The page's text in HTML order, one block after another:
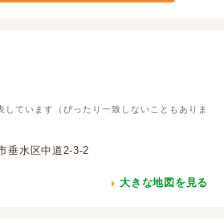
ています（ぴったり一致しないこともありま
垂水区中道2-3-2
大きな地図を見る